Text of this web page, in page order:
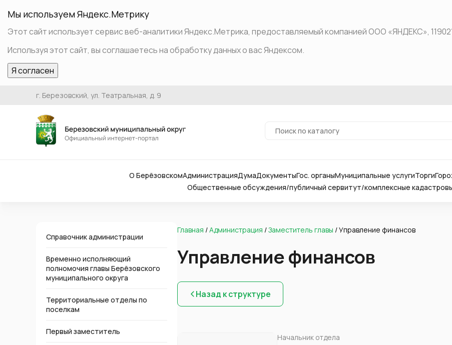
Мы используем Яндекс.Метрику
Этот сайт использует сервис веб-аналитики Яндекс.Метрика, предоставляемый компанией ООО «ЯНДЕКС»,
Используя этот сайт, вы соглашаетесь на обработку данных о вас Яндексом.
Я согласен
г. Березовский, ул. Театральная, д. 9
О БерёзовскомАдминистрацияДумаДокументыГос. органыМуниципальные услугиТорги
Общественные обсуждения/публичный сервитут/комплексные
Справочник администрации
Временно исполняющий
полномочия главы Берёзовского
муниципального округа
Территориальные отделы по
поселкам
Первый заместитель
Главная /Администрация /Заместитель главы /Управление финансов
Управление финансов
Назад к структуре
Начальник отдела